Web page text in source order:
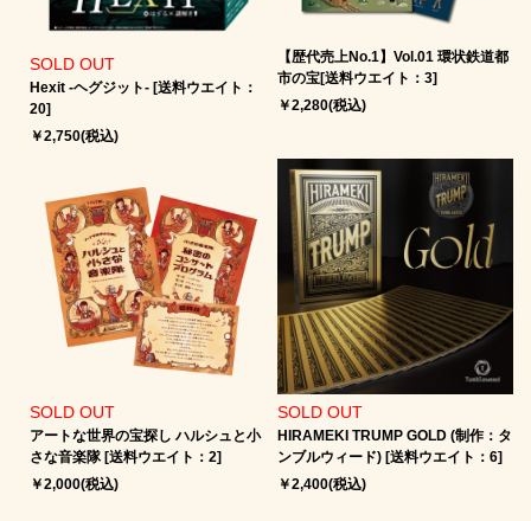
SOLD OUT
Hexit -ヘグジット‐ [送料ウエイト：
20]
￥2,750(税込)
【歴代売上No.1】Vol.01 環状鉄道都
市の宝[送料ウエイト：3]
￥2,280(税込)
SOLD OUT
アートな世界の宝探し ハルシュと小
さな音楽隊 [送料ウエイト：2]
￥2,000(税込)
SOLD OUT
HIRAMEKI TRUMP GOLD (制作：タ
ンブルウィード) [送料ウエイト：6]
￥2,400(税込)